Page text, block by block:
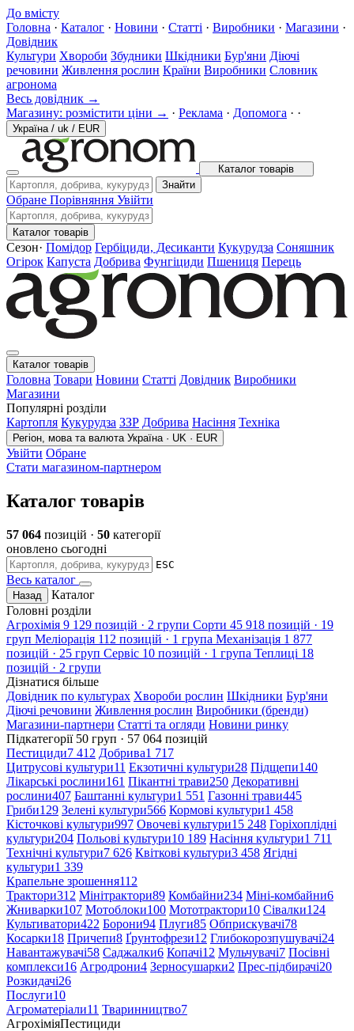
До вмісту
Головна · Каталог · Новини · Статті · Виробники · Магазини ·
Довідник
Культури Хвороби Збудники Шкідники Бур'яни Діючі
речовини Живлення рослин Країни Виробники Словник
агронома
Весь довідник →
Магазину: розмістити ціни → · Реклама · Допомога · ·
Україна / uk / EUR
Каталог товарів
Знайти
Обране Порівняння Увійти
Каталог товарів
Сезон· Помідор Гербіциди, Десиканти Кукурудза Соняшник
Огірок Капуста Добрива Фунгіциди Пшениця Перець
Каталог товарів
Головна Товари Новини Статті Довідник Виробники
Магазини
Популярні розділи
Картопля Кукурудза ЗЗР Добрива Насіння Техніка
Регіон, мова та валюта Україна · UK · EUR
Увійти Обране
Стати магазином-партнером
Каталог товарів
57 064 позицій · 50 категорії
оновлено сьогодні
ESC
Весь каталог
Назад
Каталог
Головні розділи
Агрохімія 9 129 позицій · 2 групи Сорти 45 918 позицій · 19
груп Меліорація 112 позицій · 1 група Механізація 1 877
позицій · 25 груп Сервіс 10 позицій · 1 група Теплиці 18
позицій · 2 групи
Дізнатися більше
Довідник по культурах Хвороби рослин Шкідники Бур'яни
Діючі речовини Живлення рослин Виробники (бренди)
Магазини-партнери Статті та огляди Новини ринку
Підкатегорії 50 груп · 57 064 позицій
Пестициди7 412 Добрива1 717
Цитрусові культури11 Екзотичні культури28 Підщепи140
Лікарські рослини161 Пікантні трави250 Декоративні
рослини407 Баштанні культури1 551 Газонні трави445
Гриби129 Зелені культури566 Кормові культури1 458
Кісточкові культури997 Овочеві культури15 248 Горіхоплідні
культури204 Польові культури10 189 Насіння культури1 711
Технічні культури7 626 Квіткові культури3 458 Ягідні
культури1 339
Крапельне зрошення112
Трактори312 Мінітрактори89 Комбайни234 Міні-комбайни6
Жниварки107 Мотоблоки100 Мототрактори10 Сівалки124
Культиватори422 Борони94 Плуги85 Обприскувачі78
Косарки18 Причепи8 Ґрунтофрези12 Глибокорозпушувачі24
Навантажувачі58 Саджалки6 Копачі12 Мульчувачі7 Посівні
комплекси16 Агродрони4 Зерносушарки2 Прес-підбирачі20
Розкидачі26
Послуги10
Агроматеріали11 Тваринництво7
АгрохіміяПестициди